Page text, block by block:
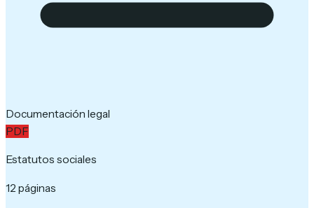
Documentación legal
PDF
Estatutos sociales
12 páginas